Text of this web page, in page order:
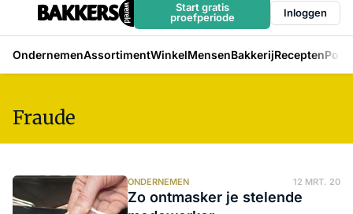
Start gratis
proefperiode
Inloggen
OndernemenAssortimentWinkelMensenBakkerijRecepten
Fraude
ONDERNEMEN 12 MRT. 20
Zo ontmasker je stelende